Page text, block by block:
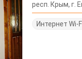
респ. Крым, г.
Интернет Wi-